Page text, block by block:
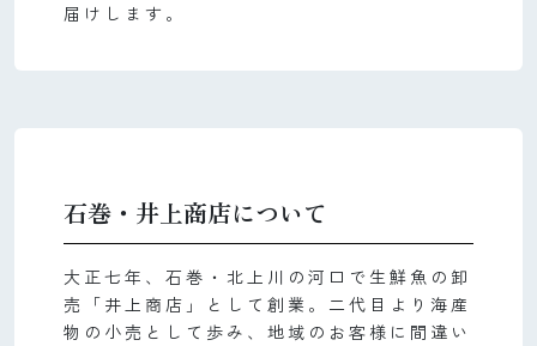
届けします。
石巻・井上商店について
大正七年、石巻・北上川の河口で生鮮魚の卸
売「井上商店」として創業。二代目より海産
物の小売として歩み、地域のお客様に間違い